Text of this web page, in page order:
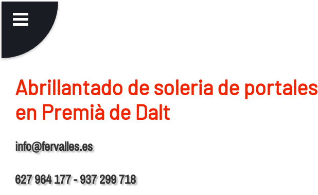
Abrillantado de soleria de portales
en Premià de Dalt
info@fervalles.es
627 964 177 - 937 299 718